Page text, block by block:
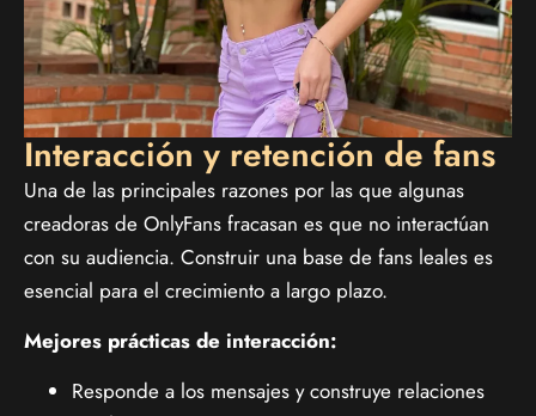
Interacción y retención de fans
Una de las principales razones por las que algunas
creadoras de OnlyFans fracasan es que no interactúan
con su audiencia. Construir una base de fans leales es
esencial para el crecimiento a largo plazo.
Mejores prácticas de interacción:
Responde a los mensajes y construye relaciones